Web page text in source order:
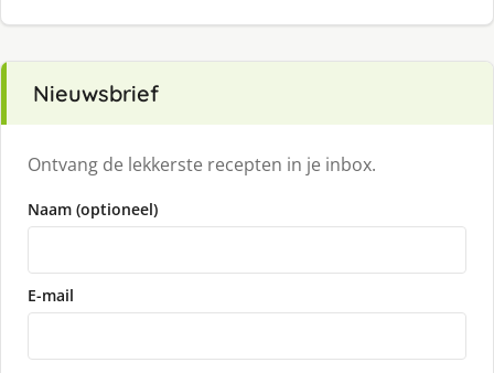
Nieuwsbrief
Ontvang de lekkerste recepten in je inbox.
Naam (optioneel)
E-mail